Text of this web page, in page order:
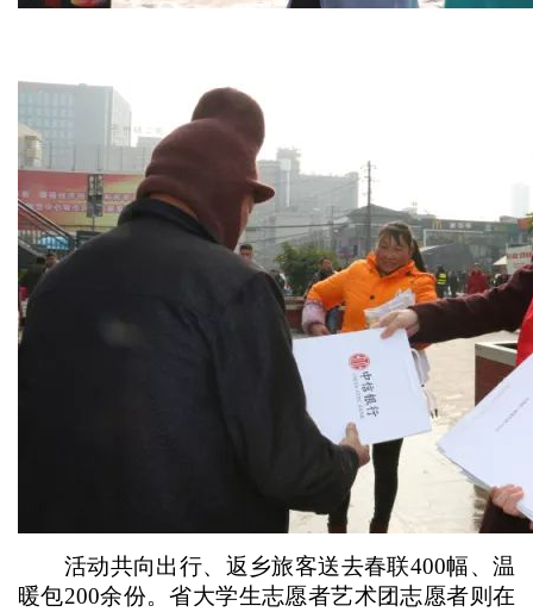
活动共向出行、返乡旅客送去春联400幅、温
暖包200余份。省大学生志愿者艺术团志愿者则在